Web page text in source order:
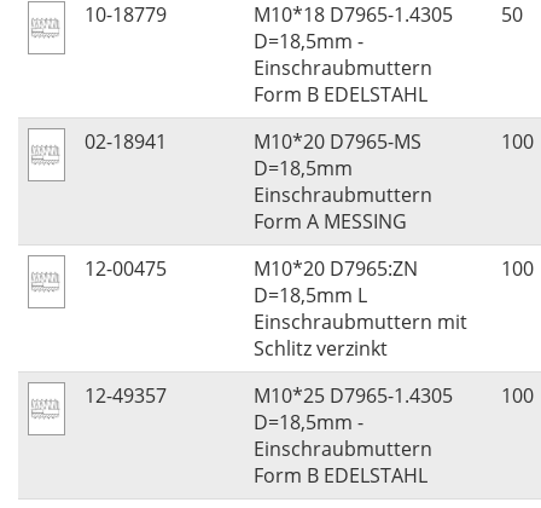
10-18779
M10*18 D7965-1.4305
D=18,5mm -
Einschraubmuttern
Form B EDELSTAHL
50
02-18941
M10*20 D7965-MS
D=18,5mm
Einschraubmuttern
Form A MESSING
100
12-00475
M10*20 D7965:ZN
D=18,5mm L
Einschraubmuttern mit
Schlitz verzinkt
100
12-49357
M10*25 D7965-1.4305
D=18,5mm -
Einschraubmuttern
Form B EDELSTAHL
100